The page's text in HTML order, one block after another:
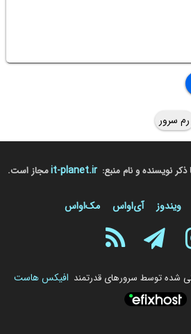
رم سرور
ذکر نویسنده و نام منبع: it-planet.irمجاز است.
ویندوز آی‌او‌اس مک‌او‌اس
شده توسط سرورهای قدرتمند افیکس هاست